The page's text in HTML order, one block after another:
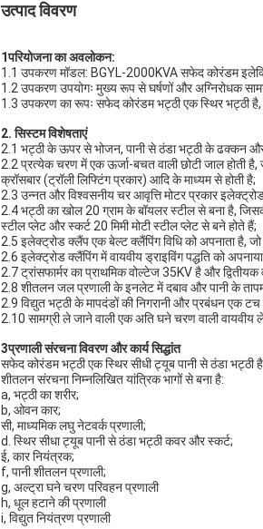
उत्पाद विवरण
1परियोजना का अवलोकन:
1.1 उपकरण मॉडल: BGYL-2000KVA सफेद कोरंडम
1.2 उपकरण उपयोगः मुख्य रूप से घर्षणों और अग्निरोधक
1.3 उपकरण का रूपः सफेद कोरंडम भट्ठी एक स्थिर भट्ठी है,
2. सिस्टम विशेषताएं
2.1 भट्ठी के ऊपर से भोजन, पानी से ठंडा भट्ठी के ढक्कन और
2.2 प्रत्येक चरण में एक ऊर्जा-बचत वाली छोटी जाल होती है,
क्रॉसबार (ट्रॉली लिफ्टिंग प्रकार) आदि के माध्यम से होती है;
2.3 उन्नत और विश्वसनीय चर आवृत्ति मोटर प्रकार
2.4 भट्ठी का खोल 20 ग्राम के बॉयलर स्टील से बना है,
स्टील प्लेट और स्कर्ट 20 मिमी मोटी स्टील प्लेट से बने होते हैं;
2.5 इलेक्ट्रोड क्लैंप एक बेल्ट क्लैंपिंग विधि को अपनाता है,
2.6 इलेक्ट्रोड क्लैंपिंग में वायवीय ड्राइविंग पद्धति को
2.7 ट्रांसफार्मर का प्राथमिक वोल्टेज 35KV है और
2.8 शीतलन जल प्रणाली के इनलेट में दबाव और पानी के
2.9 विद्युत भट्ठी के मापदंडों की निगरानी और प्रबंधन एक
2.10 सामग्री ले जाने वाली एक अति घने चरण वाली वायवीय
3प्रणाली संरचना विवरण और कार्य सिद्धांत
सफेद कोरंडम भट्ठी एक स्थिर सीधी ट्यूब पानी से ठंडा भट्ठी है
शीतलन संरचना निम्नलिखित यांत्रिक भागों से बना है:
a, भट्ठी का शरीर;
b, ओवन कार;
सी, माध्यमिक लघु नेटवर्क प्रणाली;
d. स्थिर सीधा ट्यूब पानी से ठंडा भट्ठी कवर और स्कर्ट;
ई, कार नियंत्रक;
f, पानी शीतलन प्रणाली;
g, अल्ट्रा घने चरण परिवहन प्रणाली
h, धूल हटाने की प्रणाली
i, विद्युत नियंत्रण प्रणाली